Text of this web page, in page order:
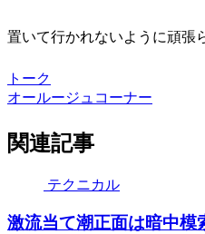
置いて行かれないように頑張
トーク
オールージュコーナー
関連記事
テクニカル
激流当て潮正面は暗中模